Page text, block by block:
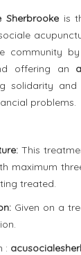
Sherbrookeis
community
offering an
solidarity
problems.
This
maximum
treated.
Given on a
: